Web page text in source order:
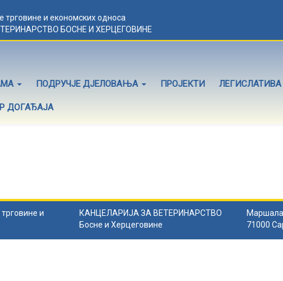
трговине и економских односа
БОСНЕ И ХЕРЦЕГОВИНЕ
ПОДРУЧЈЕ ДЈЕЛОВАЊА ПРОЈЕКТИ ЛЕГИСЛАТИВА
ДОГАЂАЈА
и
КАНЦЕЛАРИЈА ЗА ВЕТЕРИНАРСТВО
Босне и Херцеговине
Маршала
71000